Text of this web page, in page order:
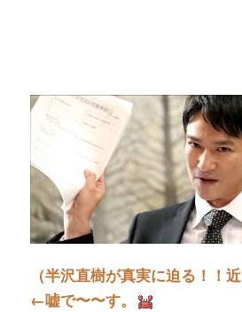
（半沢直樹が真実に迫る！！近
←嘘で〜〜す。